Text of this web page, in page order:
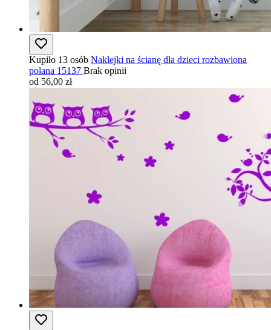
Kupiło 13 osób Naklejki na ścianę dla dzieci rozbawiona
polana 15137 Brak opinii
od 56,00 zł